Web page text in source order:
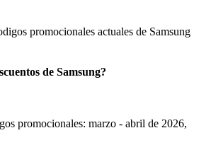
promocionales actuales de Samsung
de Samsung?
promocionales: marzo - abril de 2026,